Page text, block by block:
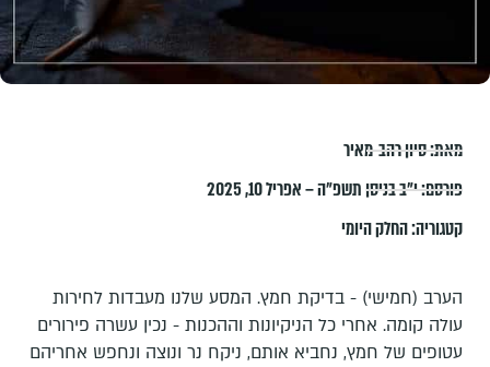
מאת:סיון רהב-מאיר
פורסם:י״ב בניסן תשפ״ה – אפריל 10, 2025
קטגוריה:החלק היומי
הערב (חמישי) - בדיקת חמץ. המסע שלנו מעבדות לחירות
עולה קומה. אחרי כל הניקיונות וההכנות - נכין עשרה פירורים
עטופים של חמץ, נחביא אותם, ניקח נר ונוצה ונחפש אחריהם